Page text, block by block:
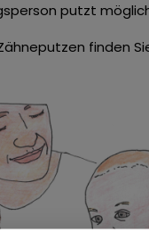
putzt
finden